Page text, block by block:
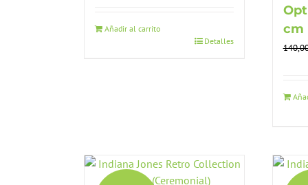
era:
24,99 €.
Añadir al carrito
Detalles
cm